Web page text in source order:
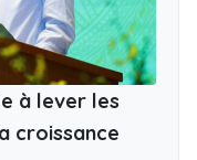
à lever les
croissance